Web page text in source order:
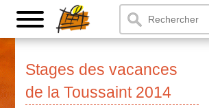
Stages des vacances
de la Toussaint 2014